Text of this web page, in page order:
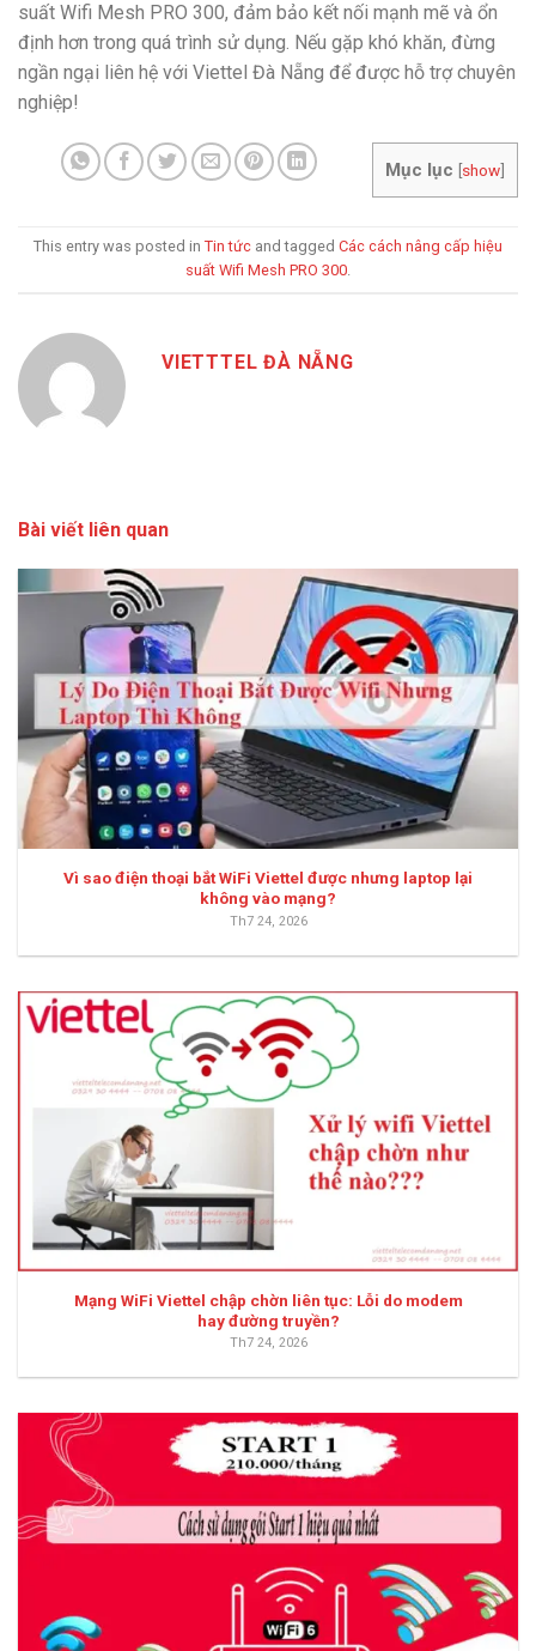
suất Wifi Mesh PRO 300, đảm bảo kết nối mạnh mẽ và ổn
định hơn trong quá trình sử dụng. Nếu gặp khó khăn, đừng
ngần ngại liên hệ với Viettel Đà Nẵng để được hỗ trợ chuyên
nghiệp!
Mục lục [show]
This entry was posted in Tin tức and tagged Các cách nâng cấp hiệu
suất Wifi Mesh PRO 300.
VIETTTEL ĐÀ NẴNG
Bài viết liên quan
Vì sao điện thoại bắt WiFi Viettel được nhưng laptop lại
không vào mạng?
Th7 24, 2026
Mạng WiFi Viettel chập chờn liên tục: Lỗi do modem
hay đường truyền?
Th7 24, 2026